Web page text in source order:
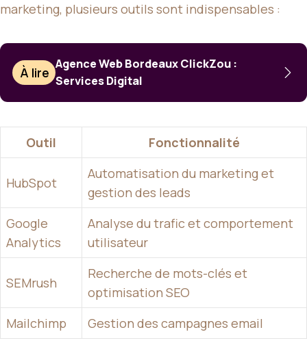
marketing, plusieurs outils sont indispensables :
À lire
Agence Web Bordeaux ClickZou :
Services Digital
Outil Fonctionnalité
HubSpot
Automatisation du marketing et
gestion des leads
Google
Analytics
Analyse du trafic et comportement
utilisateur
SEMrush
Recherche de mots-clés et
optimisation SEO
Mailchimp
Gestion des campagnes email